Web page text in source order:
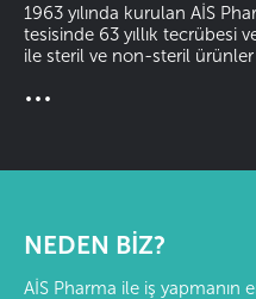
1963 yılında kurulan AİS
tesisinde 63 yıllık tecrübesi
ile steril ve non-steril
...
NEDEN BİZ?
AİS Pharma ile iş yapmanın